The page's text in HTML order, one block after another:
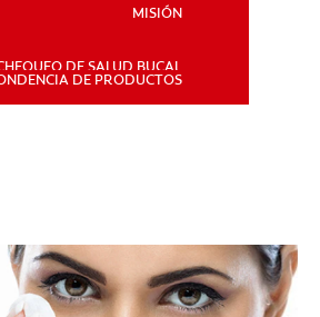
PARA PROFESIONALES
MISIÓN
DE SALUD BUCAL
DE PRODUCTOS